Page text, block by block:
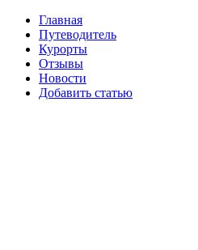
Главная
Путеводитель
Курорты
Отзывы
Новости
Добавить статью